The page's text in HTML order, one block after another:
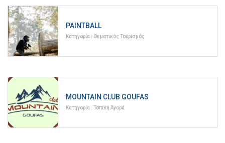
PAINTBALL
Κατηγορία : Θεματικός Τουρισμός
MOUNTAIN CLUB GOUFAS
Κατηγορία : Τοπική Αγορά